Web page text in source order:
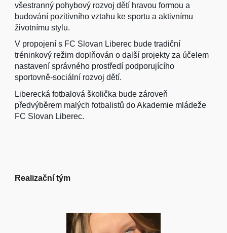
všestranný pohybový rozvoj dětí hravou formou a
budování pozitivního vztahu ke sportu a aktivnímu
životnímu stylu.
V propojení s FC Slovan Liberec bude tradiční
tréninkový režim doplňován o další projekty za účelem
nastavení správného prostředí podporujícího
sportovně-sociální rozvoj dětí.
Liberecká fotbalová školička bude zároveň
předvýběrem malých fotbalistů do Akademie mládeže
FC Slovan Liberec.
Realizační tým